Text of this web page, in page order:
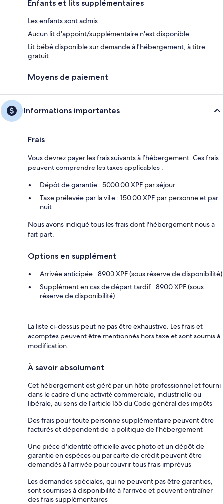
Enfants et lits supplémentaires
Les enfants sont admis
Aucun lit d'appoint/supplémentaire n'est disponible
Lit bébé disponible sur demande à l'hébergement, à titre
gratuit
Moyens de paiement
Informations importantes
Frais
Vous devrez payer les frais suivants à l’hébergement. Ces frais
peuvent comprendre les taxes applicables :
Dépôt de garantie : 5000.00 XPF par séjour
Taxe prélevée par la ville : 150.00 XPF par personne et par
nuit
Nous avons indiqué tous les frais dont l'hébergement nous a
fait part.
Options en supplément
Arrivée anticipée : 8900 XPF (sous réserve de disponibilité)
Supplément en cas de départ tardif : 8900 XPF (sous
réserve de disponibilité)
La liste ci-dessus peut ne pas être exhaustive. Les frais et
acomptes peuvent être mentionnés hors taxe et sont soumis à
modification.
À savoir absolument
Cet hébergement est géré par un hôte professionnel et fourni
dans le cadre d’une activité commerciale, industrielle ou
libérale, au sens de l’article 155 du Code général des impôts
Des frais pour toute personne supplémentaire peuvent être
facturés et dépendent de la politique de l'hébergement
Une pièce d'identité officielle avec photo et un dépôt de
garantie en espèces ou par carte de crédit peuvent être
demandés à l'arrivée pour couvrir tous frais imprévus
Les demandes spéciales, qui ne peuvent pas être garanties,
sont soumises à disponibilité à l'arrivée et peuvent entraîner
des frais supplémentaires